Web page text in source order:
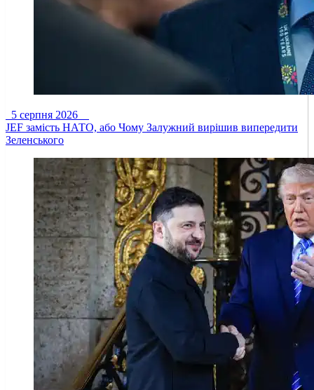
5 серпня 2026
JEF замість НАТО, або Чому Залужний вирішив випередити
Зеленського